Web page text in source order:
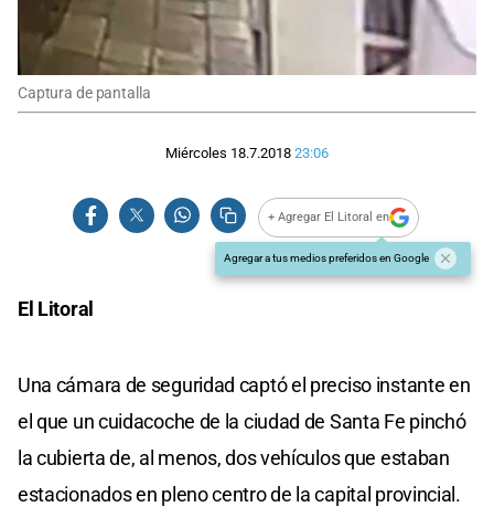
Captura de pantalla
Miércoles 18.7.2018 23:06
+ Agregar El Litoral en
Agregar a tus medios preferidos en Google
El Litoral
Una cámara de seguridad captó el preciso instante en
el que un cuidacoche de la ciudad de Santa Fe pinchó
la cubierta de, al menos, dos vehículos que estaban
estacionados en pleno centro de la capital provincial.